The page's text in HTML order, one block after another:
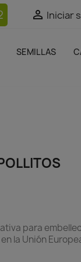
 Iniciar
 Iniciar
SEMILLAS
Jardín
para
la Unión